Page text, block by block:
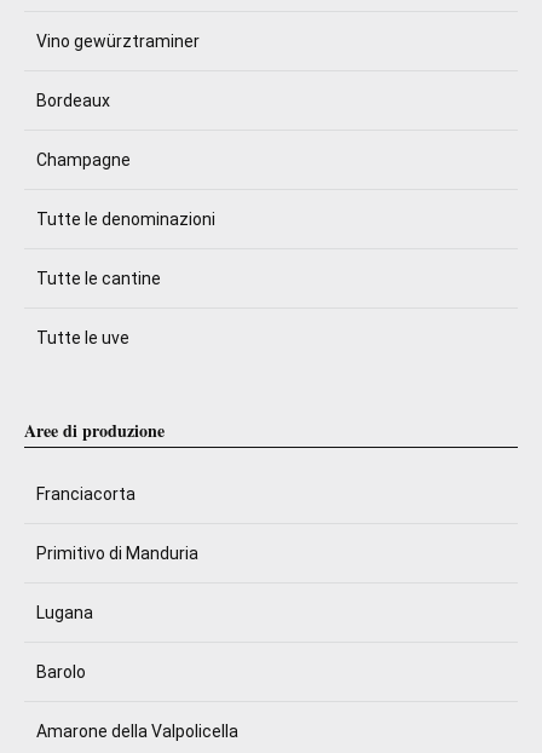
Vino gewürztraminer
Bordeaux
Champagne
Tutte le denominazioni
Tutte le cantine
Tutte le uve
Aree di produzione
Franciacorta
Primitivo di Manduria
Lugana
Barolo
Amarone della Valpolicella